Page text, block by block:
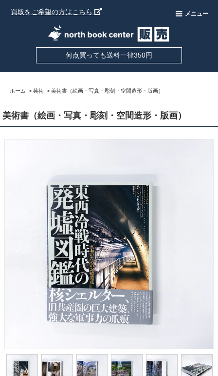
買取をご希望の方はこちら メニュー
何点買っても送料一律350円
ホーム > 芸術 > 美術書（絵画・写真・彫刻・空間造形・版画）
美術書（絵画・写真・彫刻・空間造形・版画）